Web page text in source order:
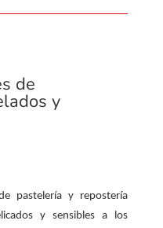
de
y
pastelería y repostería
y sensibles a los